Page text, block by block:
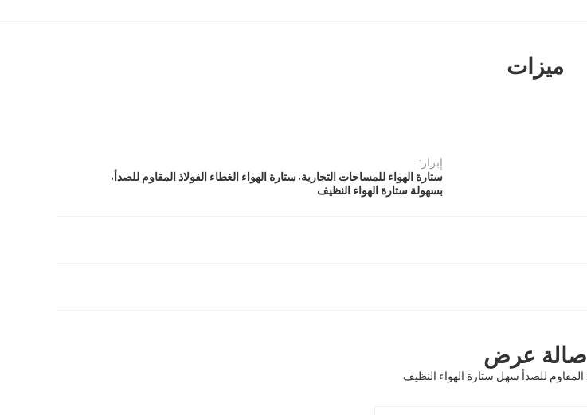
ميزات
إبراز:
ستارة الهواء للمساحات التجارية,ستارة الهواء الغطاء الفولاذ المقاوم للصدأ,
بسهولة ستارة الهواء النظيف
صالة عرض